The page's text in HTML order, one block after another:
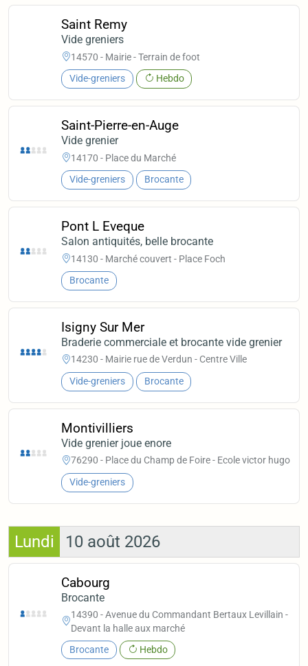
Saint Remy
Vide greniers
14570 - Mairie - Terrain de foot
Vide-greniers Hebdo
Saint-Pierre-en-Auge
Vide grenier
14170 - Place du Marché
Vide-greniers Brocante
Pont L Eveque
Salon antiquités, belle brocante
14130 - Marché couvert - Place Foch
Brocante
Isigny Sur Mer
Braderie commerciale et brocante vide grenier
14230 - Mairie rue de Verdun - Centre Ville
Vide-greniers Brocante
Montivilliers
Vide grenier joue enore
76290 - Place du Champ de Foire - Ecole victor hugo
Vide-greniers
Lundi 10 août 2026
Cabourg
Brocante
14390 - Avenue du Commandant Bertaux Levillain -
Devant la halle aux marché
Brocante Hebdo